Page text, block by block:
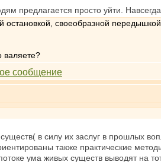
предлагается просто уйти.
остановкой, своеобразной
валяете?
в силу их заслуг в прошлых
также практические
ума живых существ выводят на